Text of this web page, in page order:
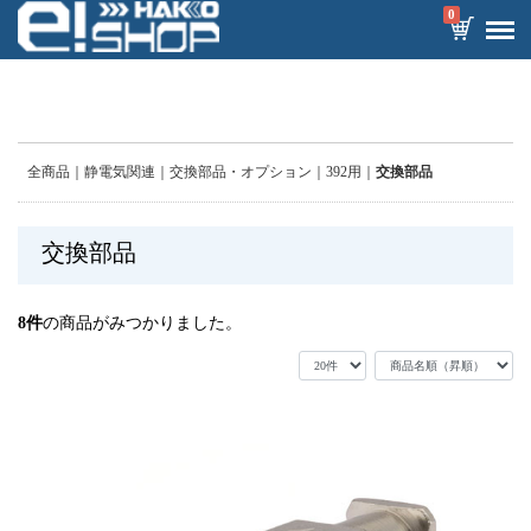
0
全商品 静電気関連 交換部品・オプション 392用 交換部品
交換部品
8件の商品がみつかりました。